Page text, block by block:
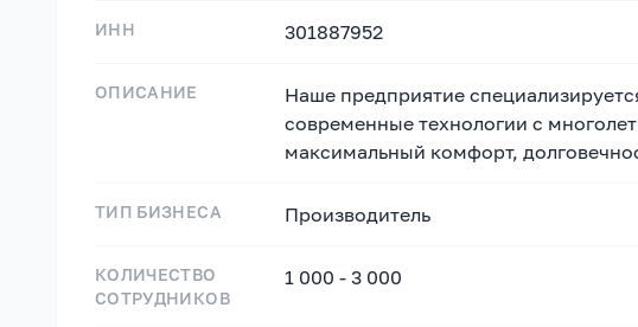
ИНН 301887952
ОПИСАНИЕ
Наше предприятие
современные технологии с
максимальный комфорт,
ТИП БИЗНЕСА Производитель
КОЛИЧЕСТВО
СОТРУДНИКОВ
1 000 - 3 000